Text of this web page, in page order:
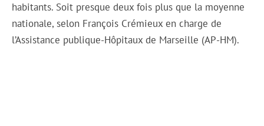
habitants. Soit presque deux fois plus que la moyenne
nationale, selon François Crémieux en charge de
l’Assistance publique-Hôpitaux de Marseille (AP-HM).